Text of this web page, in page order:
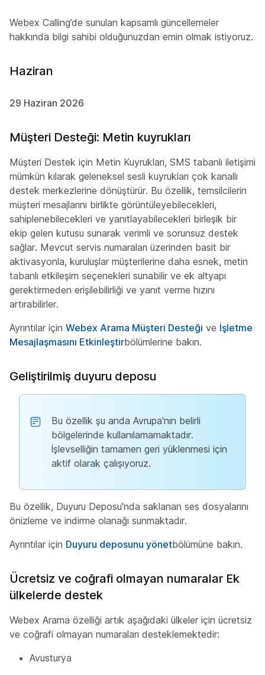
Webex Calling’de sunulan kapsamlı güncellemeler
hakkında bilgi sahibi olduğunuzdan emin olmak istiyoruz.
Haziran
29 Haziran 2026
Müşteri Desteği: Metin kuyrukları
Müşteri Destek için Metin Kuyrukları, SMS tabanlı iletişimi
mümkün kılarak geleneksel sesli kuyrukları çok kanallı
destek merkezlerine dönüştürür. Bu özellik, temsilcilerin
müşteri mesajlarını birlikte görüntüleyebilecekleri,
sahiplenebilecekleri ve yanıtlayabilecekleri birleşik bir
ekip gelen kutusu sunarak verimli ve sorunsuz destek
sağlar. Mevcut servis numaraları üzerinden basit bir
aktivasyonla, kuruluşlar müşterilerine daha esnek, metin
tabanlı etkileşim seçenekleri sunabilir ve ek altyapı
gerektirmeden erişilebilirliği ve yanıt verme hızını
artırabilirler.
Ayrıntılar için Webex Arama Müşteri Desteği ve İşletme
Mesajlaşmasını Etkinleştirbölümlerine bakın.
Geliştirilmiş duyuru deposu
Bu özellik şu anda Avrupa'nın belirli
bölgelerinde kullanılamamaktadır.
İşlevselliğin tamamen geri yüklenmesi için
aktif olarak çalışıyoruz.
Bu özellik, Duyuru Deposu'nda saklanan ses dosyalarını
önizleme ve indirme olanağı sunmaktadır.
Ayrıntılar için Duyuru deposunu yönetbölümüne bakın.
Ücretsiz ve coğrafi olmayan numaralar Ek
ülkelerde destek
Webex Arama özelliği artık aşağıdaki ülkeler için ücretsiz
ve coğrafi olmayan numaraları desteklemektedir:
Avusturya